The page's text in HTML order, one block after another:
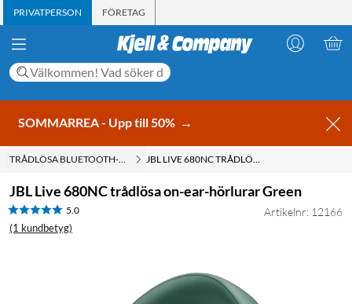
PRIVATPERSON FÖRETAG
SOMMARREA - Upp till 50% →
TRÅDLÖSA BLUETOOTH-HÖRLURAR JBL LIVE 680NC TRÅDLÖSA ON-EAR-HÖRLURAR GREEN
JBL Live 680NC trådlösa on-ear-hörlurar Green
5.0
(1 kundbetyg)
Artikelnr: 12166